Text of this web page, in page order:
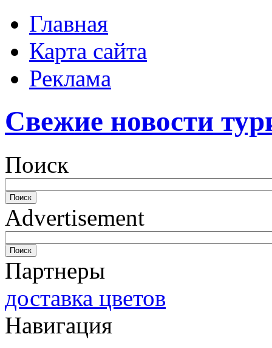
Главная
Карта сайта
Реклама
Свежие новости
Поиск
Advertisement
Партнеры
доставка цветов
Навигация